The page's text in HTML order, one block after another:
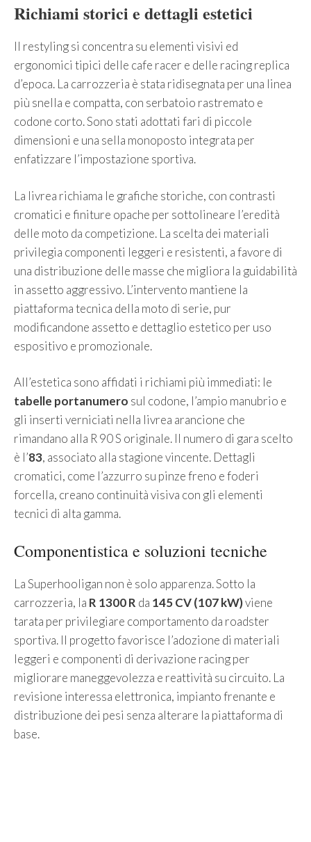
Richiami storici e dettagli estetici
Il restyling si concentra su elementi visivi ed
ergonomici tipici delle cafe racer e delle racing replica
d’epoca. La carrozzeria è stata ridisegnata per una linea
più snella e compatta, con serbatoio rastremato e
codone corto. Sono stati adottati fari di piccole
dimensioni e una sella monoposto integrata per
enfatizzare l’impostazione sportiva.
La livrea richiama le grafiche storiche, con contrasti
cromatici e finiture opache per sottolineare l’eredità
delle moto da competizione. La scelta dei materiali
privilegia componenti leggeri e resistenti, a favore di
una distribuzione delle masse che migliora la guidabilità
in assetto aggressivo. L’intervento mantiene la
piattaforma tecnica della moto di serie, pur
modificandone assetto e dettaglio estetico per uso
espositivo e promozionale.
All’estetica sono affidati i richiami più immediati: le
tabelle portanumero sul codone, l’ampio manubrio e
gli inserti verniciati nella livrea arancione che
rimandano alla R 90 S originale. Il numero di gara scelto
è l’83, associato alla stagione vincente. Dettagli
cromatici, come l’azzurro su pinze freno e foderi
forcella, creano continuità visiva con gli elementi
tecnici di alta gamma.
Componentistica e soluzioni tecniche
La Superhooligan non è solo apparenza. Sotto la
carrozzeria, la R 1300 R da 145 CV (107 kW)viene
tarata per privilegiare comportamento da roadster
sportiva. Il progetto favorisce l’adozione di materiali
leggeri e componenti di derivazione racing per
migliorare maneggevolezza e reattività su circuito. La
revisione interessa elettronica, impianto frenante e
distribuzione dei pesi senza alterare la piattaforma di
base.